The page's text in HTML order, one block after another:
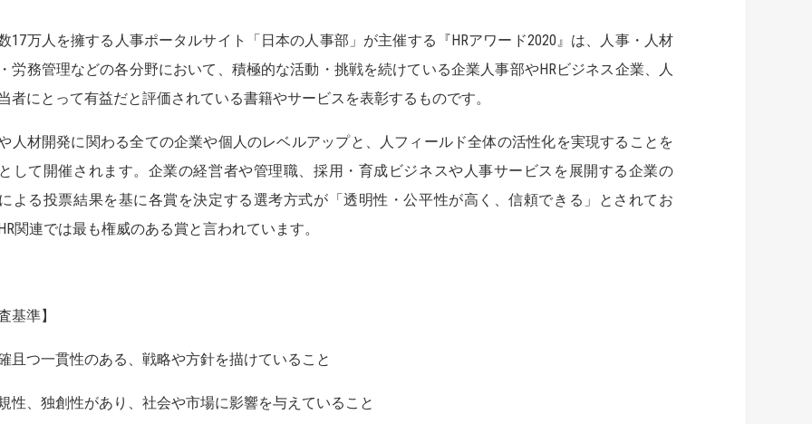
17万人を擁する人事ポータルサイト「日本の人事部」が主催する『HRアワード2020』は、人事・人材
労務管理などの各分野において、積極的な活動・挑戦を続けている企業人事部やHRビジネス企業、人
者にとって有益だと評価されている書籍やサービスを表彰するものです。
人材開発に関わる全ての企業や個人のレベルアップと、人フィールド全体の活性化を実現することを
して開催されます。企業の経営者や管理職、採用・育成ビジネスや人事サービスを展開する企業の
よる投票結果を基に各賞を決定する選考方式が「透明性・公平性が高く、信頼できる」とされてお
関連では最も権威のある賞と言われています。
基準】
且つ一貫性のある、戦略や方針を描けていること
性、独創性があり、社会や市場に影響を与えていること